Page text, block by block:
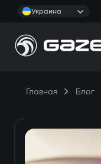
Украина
Главная Блог